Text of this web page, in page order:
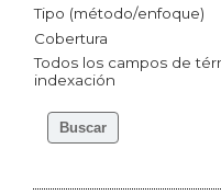
Tipo (método/enfoque)
Cobertura
Todos los campos de
indexación